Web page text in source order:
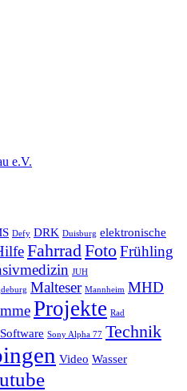
e.V.
Defy DRK Duisburg elektronische
Fahrrad FotoFrühling
JUH
Malteser Mannheim MHD
Projekte Rad
Software Sony Alpha 77 Technik
Video Wasser